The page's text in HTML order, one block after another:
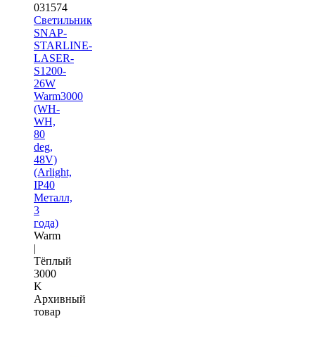
031574
Светильник
SNAP-
STARLINE-
LASER-
S1200-
26W
Warm3000
(WH-
WH,
80
deg,
48V)
(Arlight,
IP40
Металл,
3
года)
Warm
|
Тёплый
3000
K
Архивный
товар